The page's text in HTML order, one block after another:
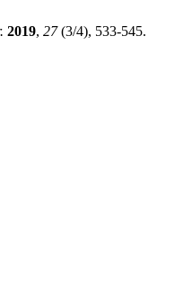
2019, 27(3/4), 533-545.